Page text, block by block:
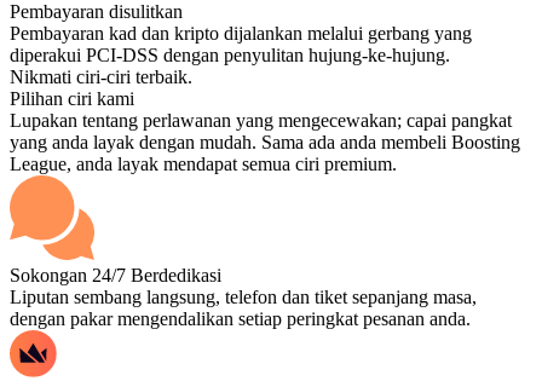
Pembayaran disulitkan
Pembayaran kad dan kripto dijalankan melalui gerbang yang
diperakui PCI-DSS dengan penyulitan hujung-ke-hujung.
Nikmati ciri-ciri terbaik.
Pilihan ciri kami
Lupakan tentang perlawanan yang mengecewakan; capai pangkat
yang anda layak dengan mudah. Sama ada anda membeli Boosting
League, anda layak mendapat semua ciri premium.
Sokongan 24/7 Berdedikasi
Liputan sembang langsung, telefon dan tiket sepanjang masa,
dengan pakar mengendalikan setiap peringkat pesanan anda.